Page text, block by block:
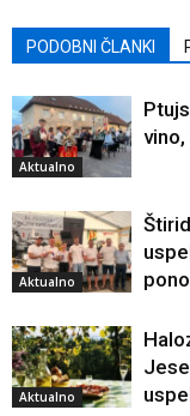
PODOBNI ČLANKI
Aktualno
Aktualno
Aktualno